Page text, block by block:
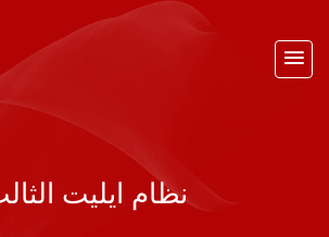
نظام ايليت